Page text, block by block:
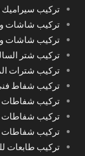
تركيب سيراميك
تركيب شاشات
تركيب شاشات
تركيب شتر
تركيب شترات
تركيب شفاط
تركيب شفاطات
تركيب شفاطات
تركيب شفاطات
تركيب طابعات